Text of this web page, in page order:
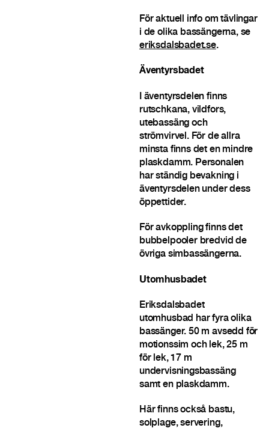
För aktuell info om tävlingar
i de olika bassängerna, se
eriksdalsbadet.se.
Äventyrsbadet
I äventyrsdelen finns
rutschkana, vildfors,
utebassäng och
strömvirvel. För de allra
minsta finns det en mindre
plaskdamm. Personalen
har ständig bevakning i
äventyrsdelen under dess
öppettider.
För avkoppling finns det
bubbelpooler bredvid de
övriga simbassängerna.
Utomhusbadet
Eriksdalsbadet
utomhusbad har fyra olika
bassänger. 50 m avsedd för
motionssim och lek, 25 m
för lek, 17 m
undervisningsbassäng
samt en plaskdamm.
Här finns också bastu,
solplage, servering,